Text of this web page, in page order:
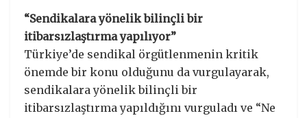
“Sendikalara yönelik bilinçli bir
itibarsızlaştırma yapılıyor”
Türkiye’de sendikal örgütlenmenin kritik
önemde bir konu olduğunu da vurgulayarak,
sendikalara yönelik bilinçli bir
itibarsızlaştırma yapıldığını vurguladı ve “Ne